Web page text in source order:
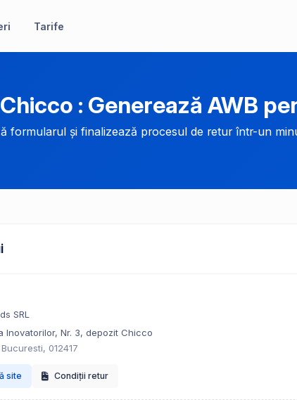
Tarife
: Generează AWB
formularul și finalizează procesul de retur într-un
SRL
Inovatorilor, Nr. 3, depozit Chicco
012417
site Condiții retur